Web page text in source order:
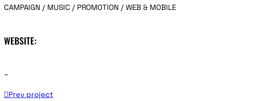
CAMPAIGN / MUSIC / PROMOTION / WEB & MOBILE
WEBSITE:
–
Prev project